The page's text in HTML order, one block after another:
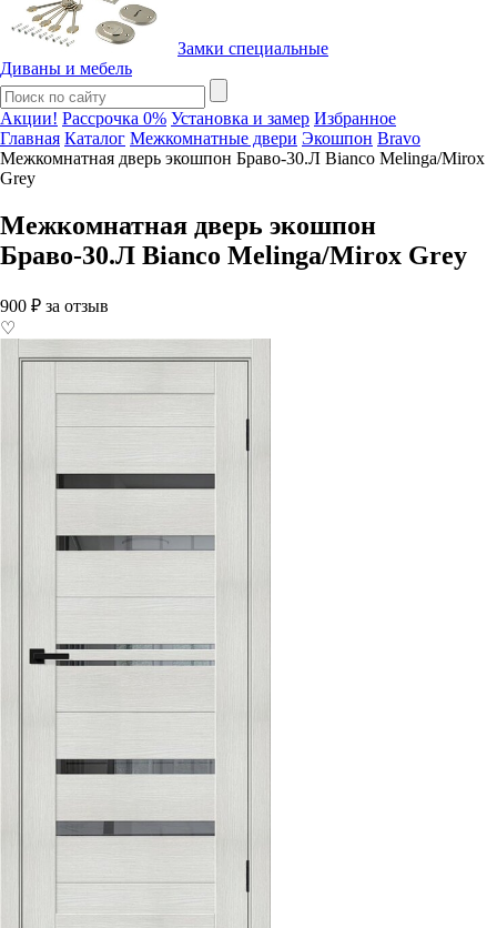
Замки специальные
Диваны и мебель
Акции! Рассрочка 0% Установка и замер Избранное
Главная Каталог Межкомнатные двери Экошпон Bravo
Межкомнатная дверь экошпон Браво-30.Л Bianco Melinga/Mirox
Grey
Межкомнатная дверь экошпон
Браво-30.Л Bianco Melinga/Mirox Grey
900 ₽ за отзыв
♡